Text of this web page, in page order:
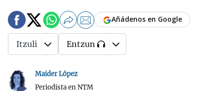
Maider López
Periodista en NTM
Añádenos en Google
Itzuli Entzun